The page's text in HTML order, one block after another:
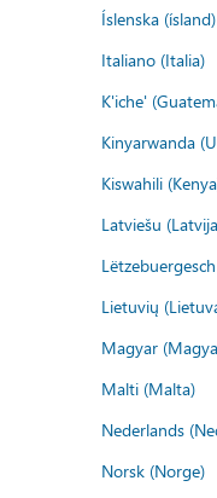
Íslenska (ísland)
Italiano (Italia)
K'iche'
Kinyarwanda
Kiswahili
Latviešu
Lietuvių
Magyar
Malti (Malta)
Nederlands
Norsk (Norge)